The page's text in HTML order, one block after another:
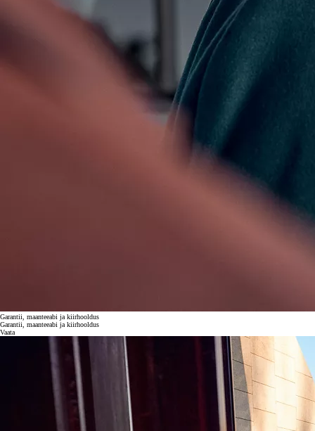
Garantii, maanteeabi ja kiirhooldus
Garantii, maanteeabi ja kiirhooldus
Vaata